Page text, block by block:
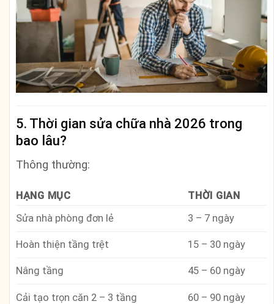
5. Thời gian sửa chữa nhà 2026 trong
bao lâu?
Thông thường:
HẠNG MỤC
THỜI GIAN
Sửa nhà phòng đơn lẻ
3 – 7 ngày
Hoàn thiện tầng trệt 15 – 30 ngày
Nâng tầng 45 – 60 ngày
Cải tạo trọn căn 2 – 3 tầng 60 – 90 ngày